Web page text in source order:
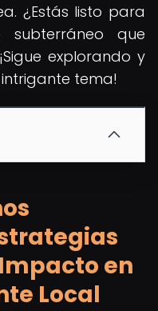
¿Estás listo para
que
explorando y
tema!
en
Local